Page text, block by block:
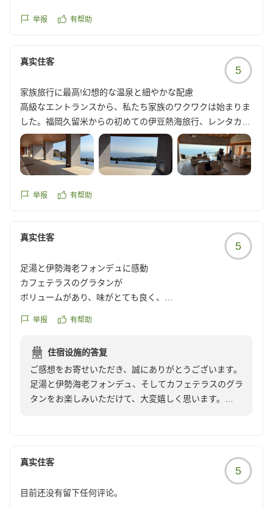
举报 有帮助
真实住客
5
家族旅行に最高!幻想的な温泉と細やかな配慮
高級なエントランスから、私たち家族のワクワクは始まりま
した。福岡久留米からの初めての伊豆熱海旅行、レンタカー
で少し夜遅い到着でしたが、素晴らしいお宿でした。最上階
の4階(?)のお部屋で天井が高く、広くて開放感があり快適そ
のものでした。
世話になりました。レストランでの食事やお酒が最高である
となったようです。
幻想的な素晴らしい景色を眺めながらのインフィニティ温泉
は、贅沢そのものでありもう忘れません(笑)
また機会がございましたら宿泊したいと思います。
他の画像やクチコミの詳細はこちらから
reviewId=33123476936135
举报 有帮助
真实住客
5
足湯と伊勢海老フォンデュに感動
カフェテラスのグラタンが
ボリュームがあり、味がとても良く、
感動しました。大浴場の深湯が
あまり出来ない体験でした。
夕食の時のフリードリンクの
ワインがいい物があり、料理も
伊勢海老のチーズフォンデュが
https://review.travel.rakuten.co.jp/hotel/voice/179785?
举报 有帮助
住宿设施的答复
ご感想をお寄せいただき、誠にありがとうございます。
足湯と伊勢海老フォンデュ、そしてカフェテラスのグラ
タンをお楽しみいただけて、大変嬉しく思います。
お客様にとって素晴らしい体験となるよう、今後もサー
ビスの向上に努めてまいります。
真实住客
5
目前还没有留下任何评论。